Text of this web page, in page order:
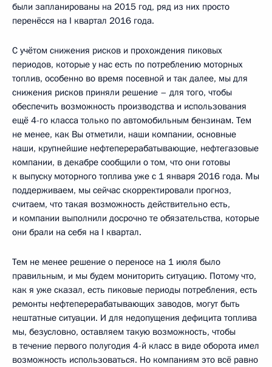
были запланированы на 2015 год, ряд из них просто
перенёсся на I квартал 2016 года.
С учётом снижения рисков и прохождения пиковых
периодов, которые у нас есть по потреблению моторных
топлив, особенно во время посевной и так далее, мы для
снижения рисков приняли решение – для того, чтобы
обеспечить возможность производства и использования
ещё 4-го класса только по автомобильным бензинам. Тем
не менее, как Вы отметили, наши компании, основные
наши, крупнейшие нефтеперерабатывающие, нефтегазовые
компании, в декабре сообщили о том, что они готовы
к выпуску моторного топлива уже с 1 января 2016 года. Мы
поддерживаем, мы сейчас скорректировали прогноз,
считаем, что такая возможность действительно есть,
и компании выполнили досрочно те обязательства, которые
они брали на себя на I квартал.
Тем не менее решение о переносе на 1 июля было
правильным, и мы будем мониторить ситуацию. Потому что,
как я уже сказал, есть пиковые периоды потребления, есть
ремонты нефтеперерабатывающих заводов, могут быть
нештатные ситуации. И для недопущения дефицита топлива
мы, безусловно, оставляем такую возможность, чтобы
в течение первого полугодия 4-й класс в виде оборота имел
возможность использоваться. Но компаниям это всё равно